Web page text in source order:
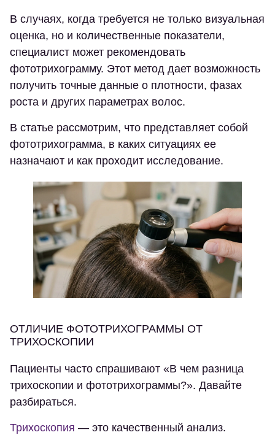
В случаях, когда требуется не только визуальная
оценка, но и количественные показатели,
специалист может рекомендовать
фототрихограмму. Этот метод дает возможность
получить точные данные о плотности, фазах
роста и других параметрах волос.
В статье рассмотрим, что представляет собой
фототрихограмма, в каких ситуациях ее
назначают и как проходит исследование.
ОТЛИЧИЕ ФОТОТРИХОГРАММЫ ОТ
ТРИХОСКОПИИ
Пациенты часто спрашивают «В чем разница
трихоскопии и фототрихограммы?». Давайте
разбираться.
Трихоскопия — это качественный анализ.